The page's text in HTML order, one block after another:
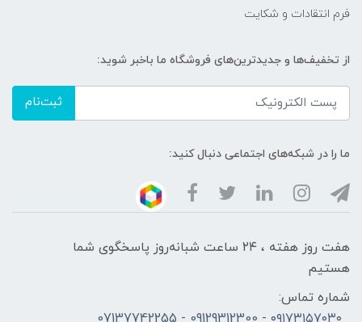
فرم انتقادات و شکایت
از تخفیف‌ها و جدیدترین‌های فروشگاه ما باخبر شوید:
ثبت‌نام
ما را در شبکه‌های اجتماعی دنبال کنید:
هفت روز هفته ، ۲۴ ساعت شبانه‌روز پاسخگوی شما
هستیم
شماره تماس: